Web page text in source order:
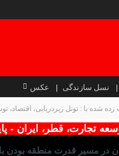
نسل سازندگی عکس
شده با : تونل زیردریایی، اقتصاد،
تجارت، قطر، ایران -
در مسیر قدرت منطقه